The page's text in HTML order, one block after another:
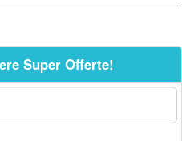
Super Offerte!